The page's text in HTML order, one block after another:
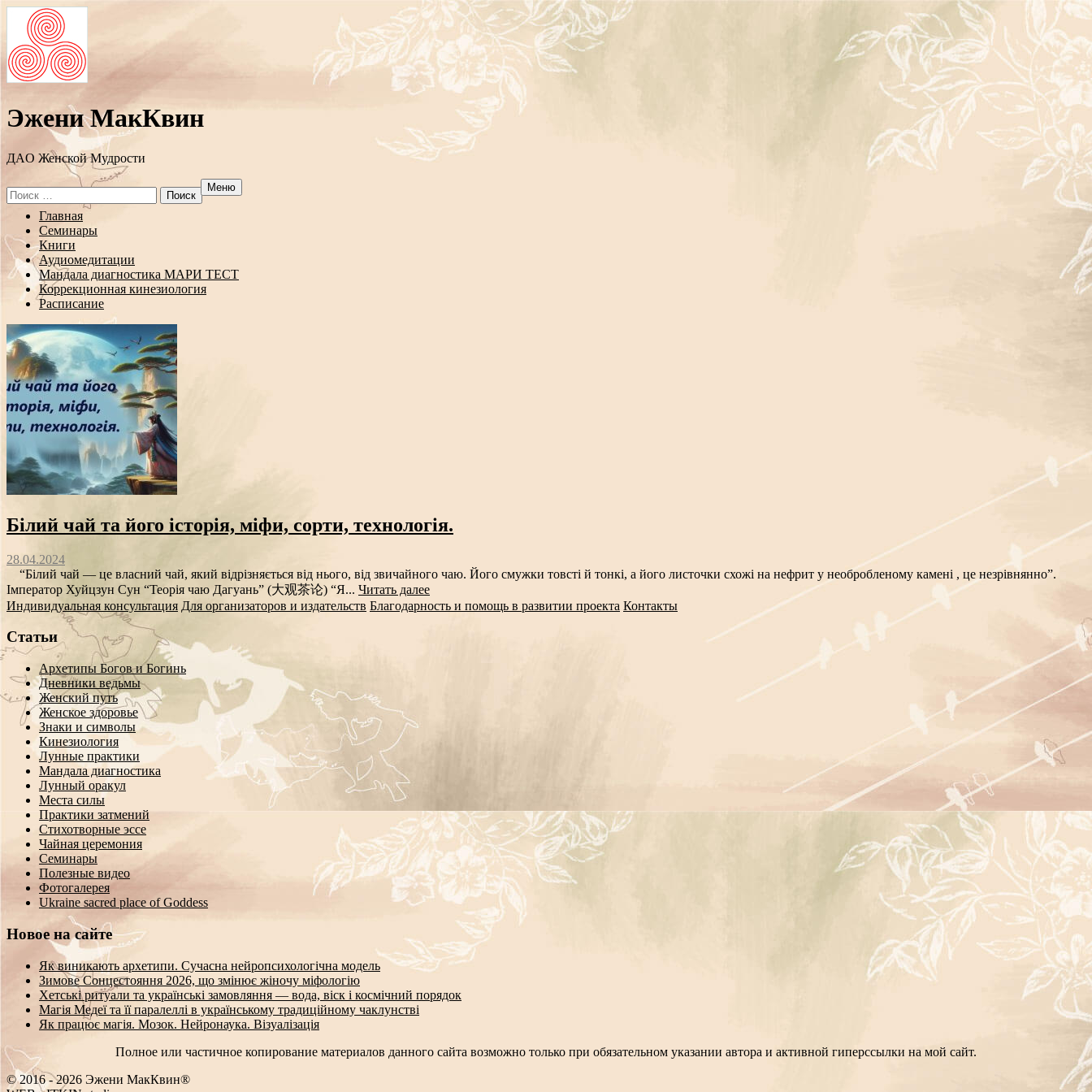
Эжени МакКвин
ДAO Женской Мудрости
Search
for:
Меню
Перейти
содержанию
Главная
Семинары
Книги
Аудиомедитации
Мандала диагностика МАРИ ТЕСТ
Коррекционная кинезиология
Расписание
Білий чай та його історія, міфи, сорти, технологія.
28.04.2024
“Білий чай — це власний чай, який відрізняється від нього, від звичайного чаю. Його смужки товсті й тонкі, а його листочки схожі на нефрит у необробленому камені , це незрівнянно”.
Імператор Хуйцзун Сун “Теорія чаю Дагуань” (大观茶论) “Я... Читать далее
Индивидуальная консультация Для организаторов и издательств Благодарность и помощь в развитии проекта Контакты
Статьи
Архетипы Богов и Богинь
Дневники ведьмы
Женский путь
Женское здоровье
Знаки и символы
Кинезиология
Лунные практики
Мандала диагностика
Лунный оракул
Места силы
Практики затмений
Стихотворные эссе
Чайная церемония
Семинары
Полезные видео
Фотогалерея
Ukraine sacred place of Goddess
Новое на сайте
Як виникають архетипи. Сучасна нейропсихологічна модель
Зимове Сонцестояння 2026, що змінює жіночу міфологію
Хетські ритуали та українські замовляння — вода, віск і космічний порядок
Магія Медеї та її паралеллі в українському традиційному чаклунстві
Як працює магія. Мозок. Нейронаука. Візуалізація
Полное или частичное копирование материалов данного сайта возможно только при обязательном указании автора и активной гиперссылки на мой сайт.
© 2016 - 2026 Эжени МакКвин®